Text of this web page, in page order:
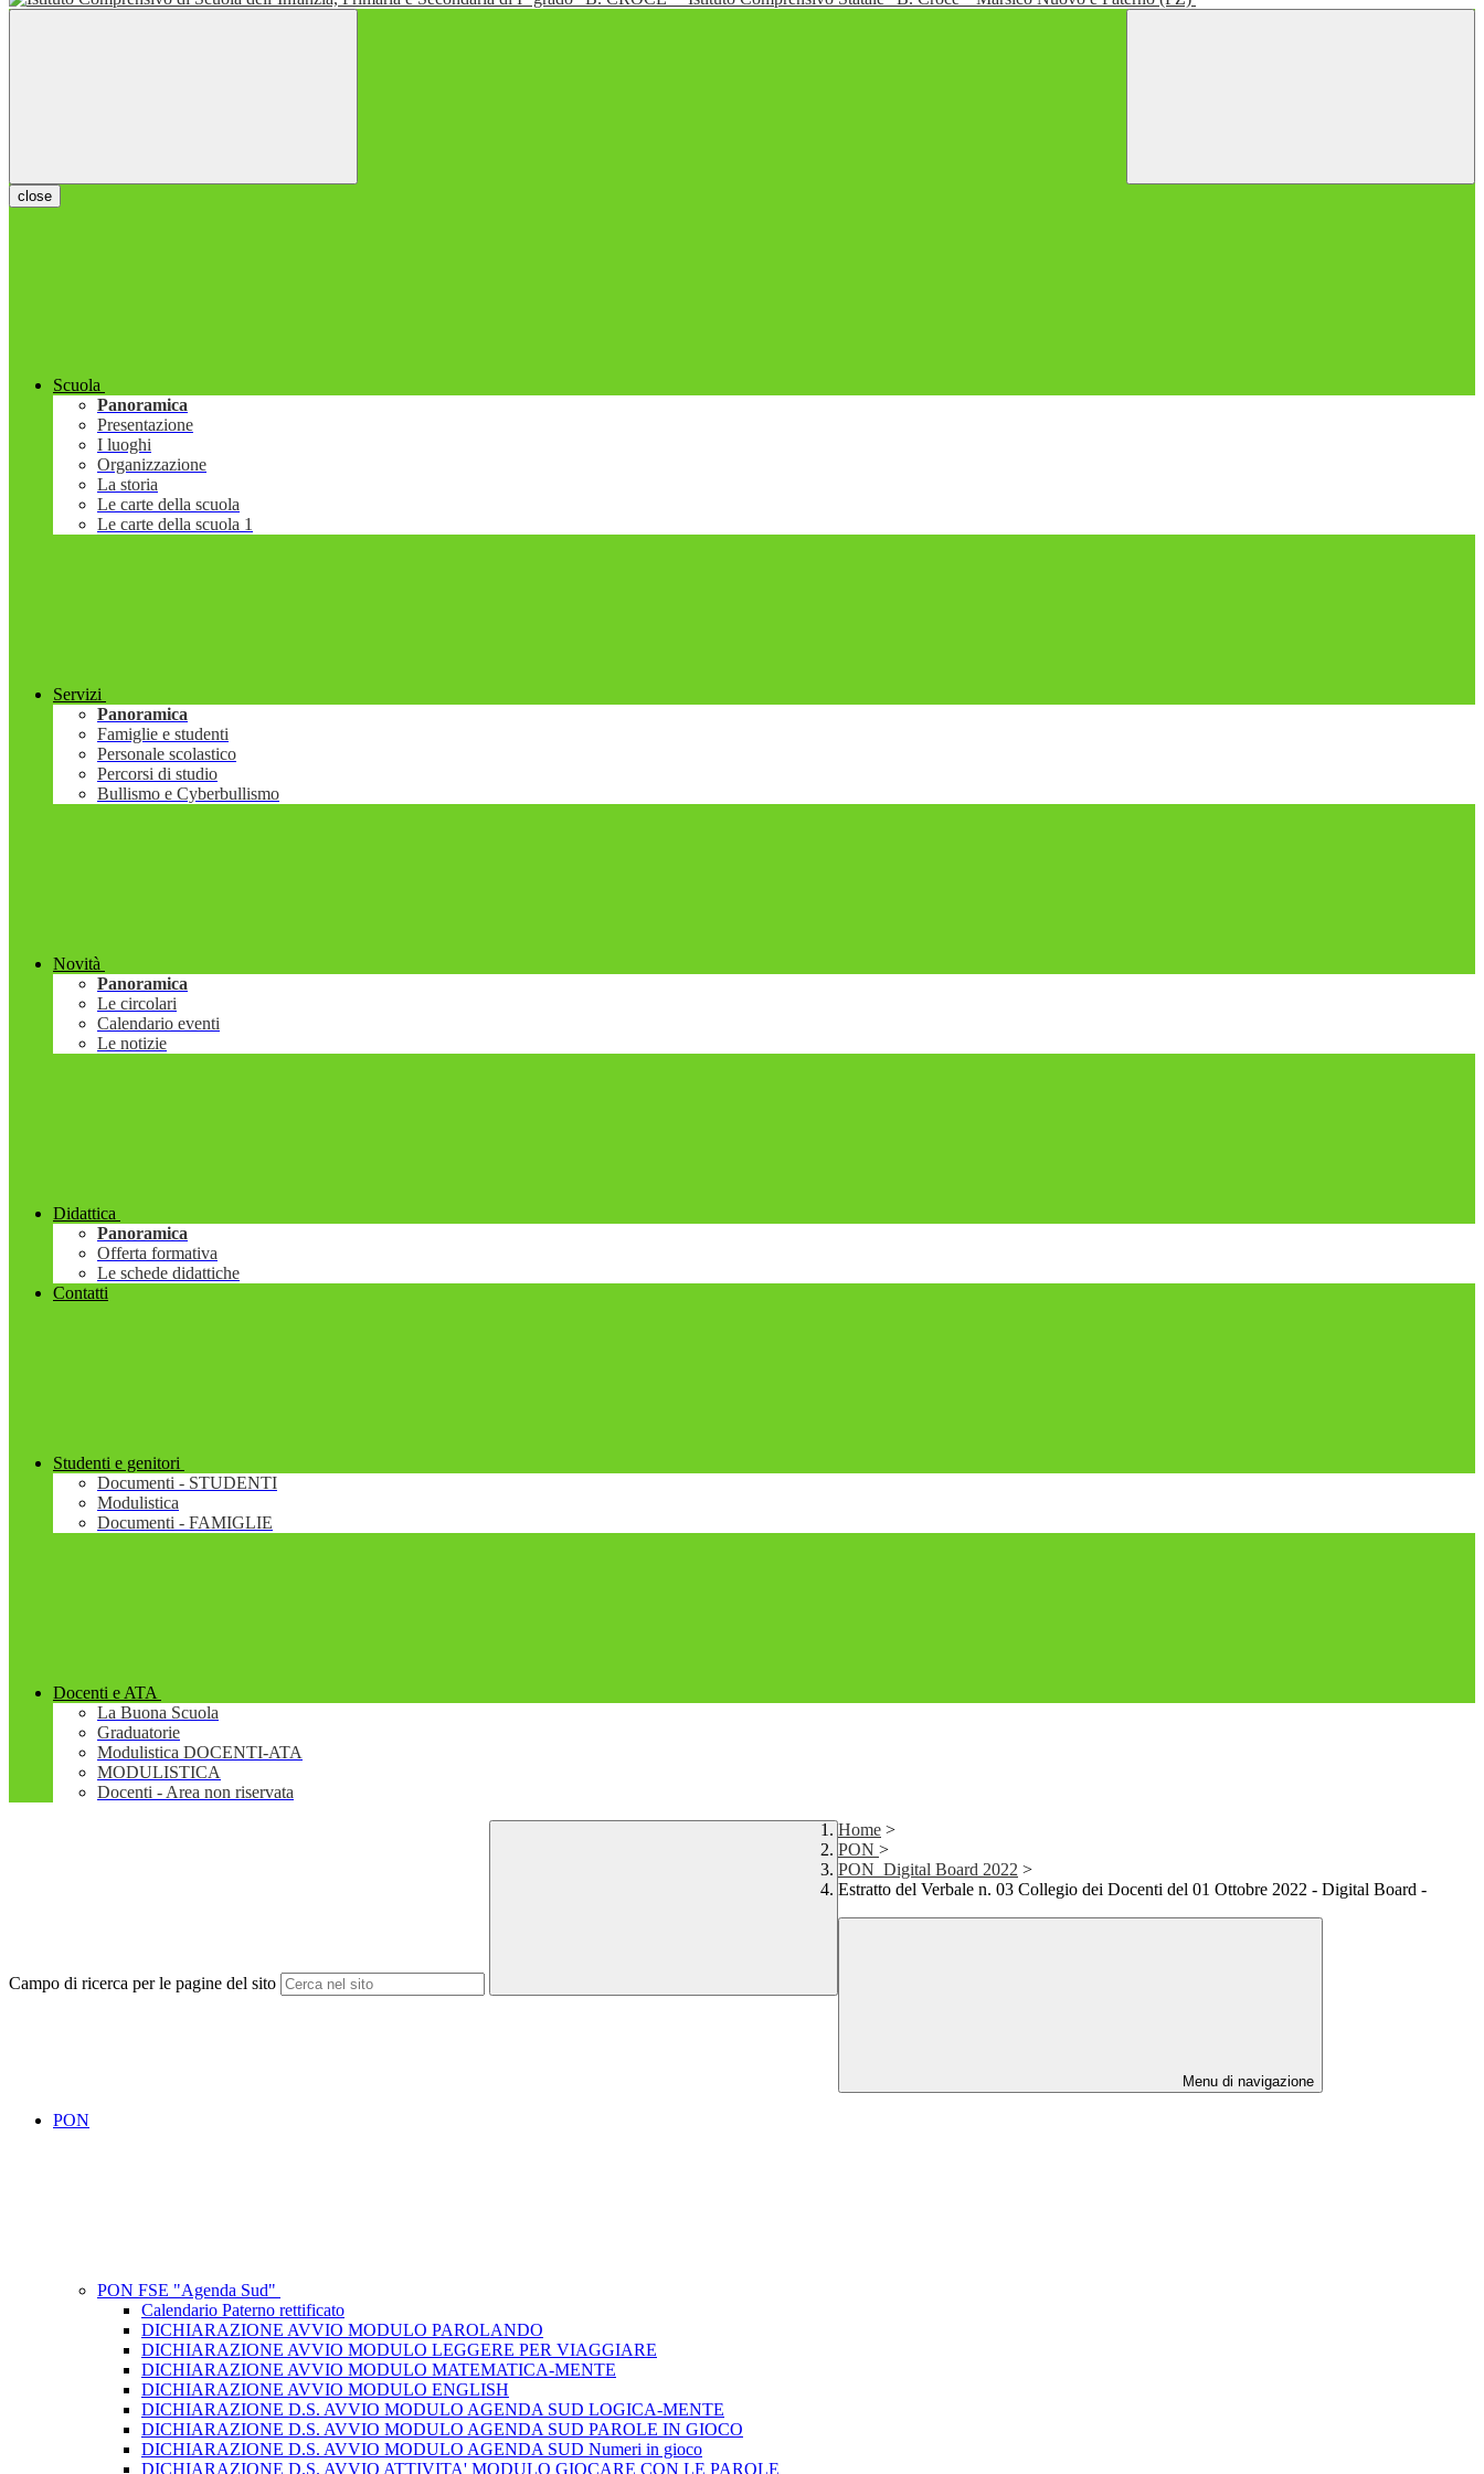
close
Scuola
Panoramica
Presentazione
I luoghi
Organizzazione
La storia
Le carte della scuola
Le carte della scuola 1
Servizi
Panoramica
Famiglie e studenti
Personale scolastico
Percorsi di studio
Bullismo e Cyberbullismo
Novità
Panoramica
Le circolari
Calendario eventi
Le notizie
Didattica
Panoramica
Offerta formativa
Le schede didattiche
Contatti
Studenti e genitori
Documenti - STUDENTI
Modulistica
Documenti - FAMIGLIE
Docenti e ATA
La Buona Scuola
Graduatorie
Modulistica DOCENTI-ATA
MODULISTICA
Docenti - Area non riservata
Campo di ricerca per le pagine del sito
Home >
PON >
PON_Digital Board 2022 >
Estratto del Verbale n. 03 Collegio dei Docenti del 01 Ottobre 2022 - Digital Board -
Menu di navigazione
PON
PON FSE "Agenda Sud"
Calendario Paterno rettificato
DICHIARAZIONE AVVIO MODULO PAROLANDO
DICHIARAZIONE AVVIO MODULO LEGGERE PER VIAGGIARE
DICHIARAZIONE AVVIO MODULO MATEMATICA-MENTE
DICHIARAZIONE AVVIO MODULO ENGLISH
DICHIARAZIONE D.S. AVVIO MODULO AGENDA SUD LOGICA-MENTE
DICHIARAZIONE D.S. AVVIO MODULO AGENDA SUD PAROLE IN GIOCO
DICHIARAZIONE D.S. AVVIO MODULO AGENDA SUD Numeri in gioco
DICHIARAZIONE D.S. AVVIO ATTIVITA' MODULO GIOCARE CON LE PAROLE